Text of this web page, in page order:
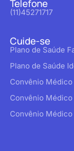
Telefone
(11)45271717
Cuide-se
Plano de Saúde
Plano de Saúde
Convênio
Convênio Médico
Convênio Médico